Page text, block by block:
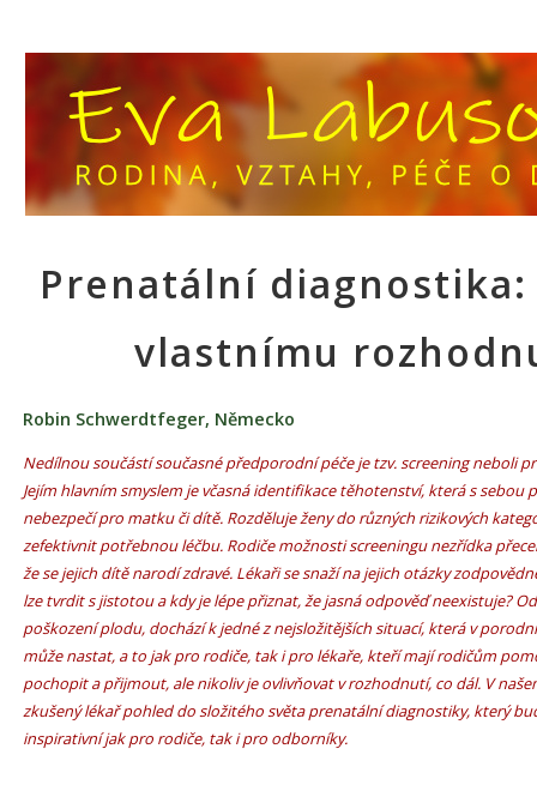
Prenatální
vlastnímu
Robin Schwerdtfeger, Německo
Nedílnou součástí současné předporodní péče je tzv. screening neboli
Jejím hlavním smyslem je včasná identifikace těhotenství, která s sebou
nebezpečí pro matku či dítě. Rozděluje ženy do různých rizikových
zefektivnit potřebnou léčbu. Rodiče možnosti screeningu nezřídka
že se jejich dítě narodí zdravé. Lékaři se snaží na jejich otázky
lze tvrdit s jistotou a kdy je lépe přiznat, že jasná odpověď neexistuje?
poškození plodu, dochází k jedné z nejsložitějších situací, která v
může nastat, a to jak pro rodiče, tak i pro lékaře, kteří mají rodičům
pochopit a přijmout, ale nikoliv je ovlivňovat v rozhodnutí, co dál. V
zkušený lékař pohled do složitého světa prenatální diagnostiky, který
inspirativní jak pro rodiče, tak i pro odborníky.